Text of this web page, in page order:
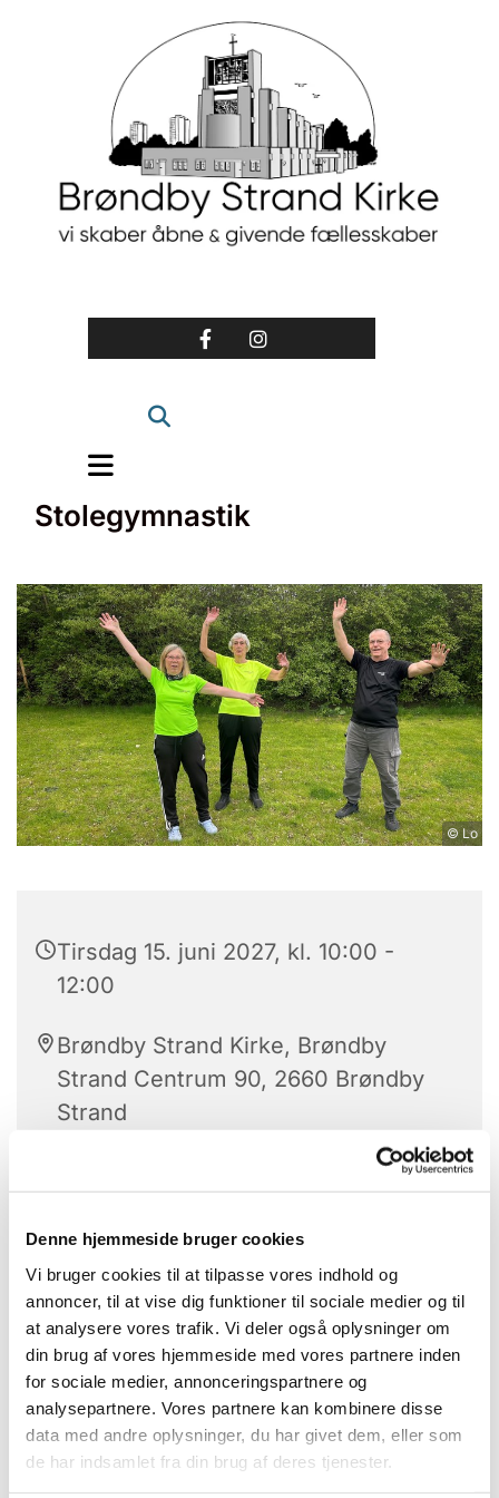
Denne hjemmeside bruger cookies
Vi bruger cookies til at tilpasse vores indhold og
annoncer, til at vise dig funktioner til sociale medier og til
at analysere vores trafik. Vi deler også oplysninger om
din brug af vores hjemmeside med vores partnere inden
for sociale medier, annonceringspartnere og
analysepartnere. Vores partnere kan kombinere disse
data med andre oplysninger, du har givet dem, eller som
de har indsamlet fra din brug af deres tjenester.
Stolegymnastik
© Lo
Tirsdag 15. juni 2027, kl. 10:00 -
12:00
Brøndby Strand Kirke, Brøndby
Strand Centrum 90, 2660 Brøndby
Strand
Stolegymnastik er hver tirsdag.
Alle kan være med.
Med højt humør får vi sved på panden -
når de dygtige instruktører guider os
igennem gymnastikøvelserne.
Bagefter hygge vi os med hjemmebagte
boller og kaffe.